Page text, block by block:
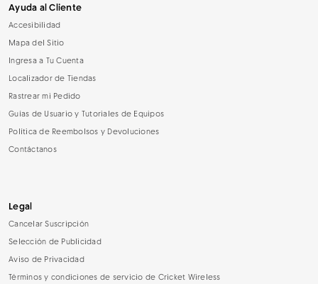
Ayuda al Cliente
Accesibilidad
Mapa del Sitio
Ingresa a Tu Cuenta
Localizador de Tiendas
Rastrear mi Pedido
Guías de Usuario y Tutoriales de Equipos
Política de Reembolsos y Devoluciones
Contáctanos
Legal
Cancelar Suscripción
Selección de Publicidad
Aviso de Privacidad
Términos y condiciones de servicio de Cricket Wireless